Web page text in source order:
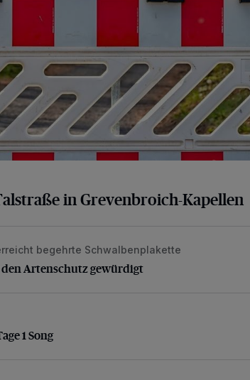
in Grevenbroich-Kapellen
Artenschutz gewürdigt
begehrte Schwalbenplakette
Artenschutz gewürdigt
1 Song
1 Song